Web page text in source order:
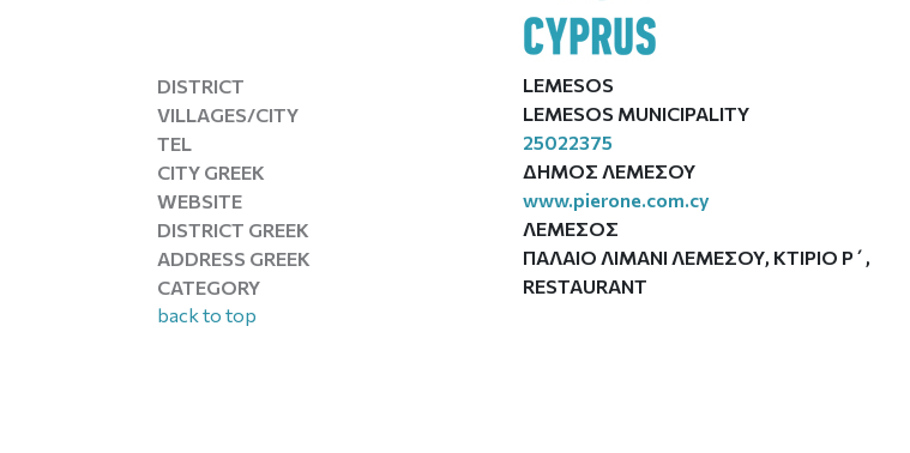
DISTRICT
LEMESOS
VILLAGES/CITY
LEMESOS MUNICIPALITY
TEL
25022375
CITY GREEK
ΔΗΜΟΣ ΛΕΜΕΣΟΥ
WEBSITE
www.pierone.com.cy
DISTRICT GREEK
ΛΕΜΕΣΟΣ
ADDRESS GREEK
ΠΑΛΑΙΟ ΛΙΜΑΝΙ ΛΕΜΕΣΟΥ, ΚΤΙΡΙΟ Ρ΄,
CATEGORY
RESTAURANT
back to top